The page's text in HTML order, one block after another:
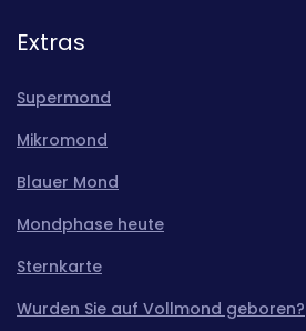
Extras
Supermond
Mikromond
Blauer Mond
Mondphase heute
Sternkarte
Wurden Sie auf Vollmond geboren?